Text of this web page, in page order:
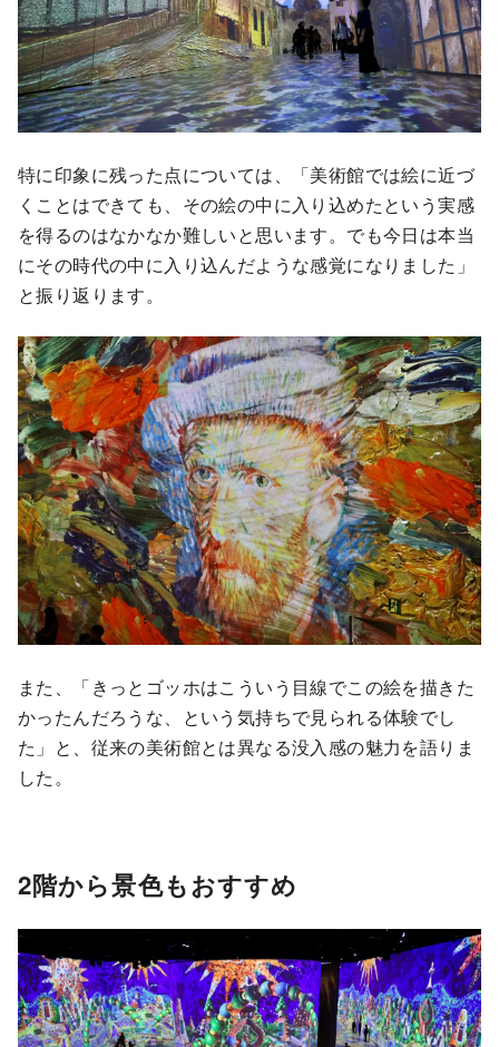
特に印象に残った点については、「美術館では絵に近づ
くことはできても、その絵の中に入り込めたという実感
を得るのはなかなか難しいと思います。でも今日は本当
にその時代の中に入り込んだような感覚になりました」
と振り返ります。
また、「きっとゴッホはこういう目線でこの絵を描きた
かったんだろうな、という気持ちで見られる体験でし
た」と、従来の美術館とは異なる没入感の魅力を語りま
した。
2階から景色もおすすめ